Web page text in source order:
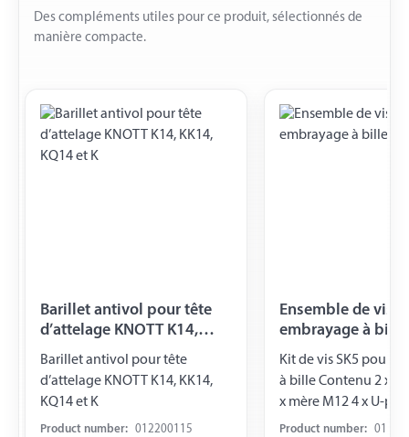
Des compléments utiles pour ce produit, sélectionnés de
manière compacte.
Barillet antivol pour tête
d’attelage KNOTT K14,
KK14, KQ14 et K
Barillet antivol pour tête
d’attelage KNOTT K14, KK14,
KQ14 et K
Product number: 012200115
Ensemble de vis
embrayage à
M12x80
Kit de vis SK5 pour
à bille Contenu 2 x
x mère M12 4 x U-
disque de selle
Product number: